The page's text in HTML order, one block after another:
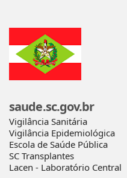
saude.sc.gov.br
Vigilância Sanitária
Vigilância Epidemiológica
Escola de Saúde Pública
SC Transplantes
Lacen - Laboratório Central